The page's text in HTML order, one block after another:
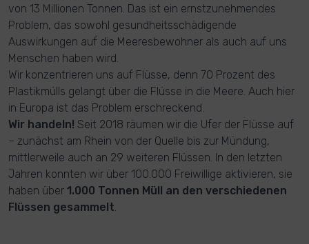
von 13 Millionen Tonnen. Das ist ein ernstzunehmendes
Problem, das sowohl gesundheitsschädigende
Auswirkungen auf die Meeresbewohner als auch auf uns
Menschen haben wird.
Wir konzentrieren uns auf Flüsse, denn 70 Prozent des
Plastikmülls gelangt über die Flüsse in die Meere. Auch hier
in Europa ist das Problem erschreckend.
Wir handeln! Seit 2018 räumen wir die Ufer der Flüsse auf
– zunächst am Rhein von der Quelle bis zur Mündung,
mittlerweile auch an 29 weiteren Flüssen. In den letzten
Jahren konnten wir über 100.000 Freiwillige aktivieren, sie
haben über 1.000 Tonnen Müll an den verschiedenen
Flüssen gesammelt